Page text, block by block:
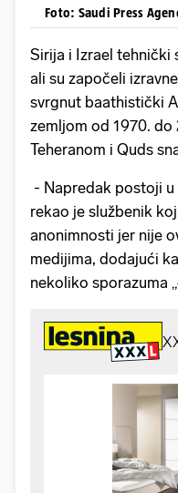
Foto: Saudi Press
Sirija i Izrael tehnički
ali su započeli
svrgnut baathistički
zemljom od 1970.
Teheranom i Quds
- Napredak postoji
rekao je službenik
anonimnosti jer nije
medijima, dodajući
nekoliko sporazuma